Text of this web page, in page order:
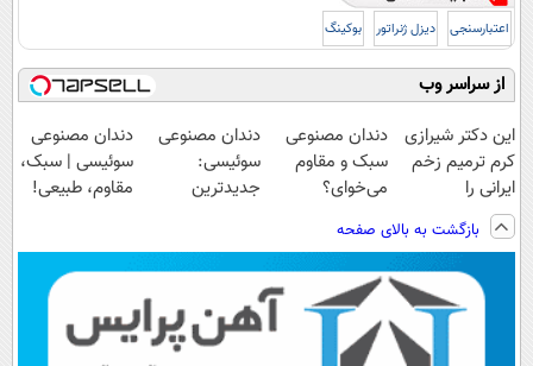
اعتبارسنجی دیزل ژنراتور بوکینگ
از سراسر وب
این دکتر شیرازی
کرم ترمیم زخم
ایرانی را
ساخت!!!
دندان مصنوعی
سبک و مقاوم
می‌خوای؟
هم داریم!😍 |
📍تهران
دندان مصنوعی
سوئیسی:
جدیدترین
پرداخت قسطی
دندان مصنوعی
سوئیسی | سبک،
مقاوم، طبیعی!
اقساطی😍
بازگشت به بالای صفحه